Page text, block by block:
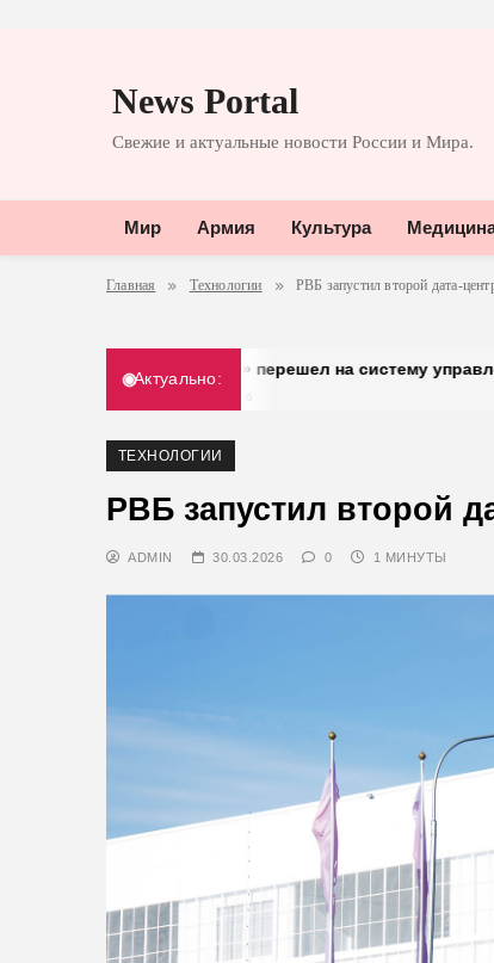
News Portal
Свежие и актуальные новости России и Мира.
Мир Армия Культура
Главная Технологии РВБ запустил второй дата-
Актуально:
«Добрый» перешел на систему управления
ТЕХНОЛОГИИ
РВБ запустил второй
ADMIN 30.03.2026 0 1 МИНУТЫ